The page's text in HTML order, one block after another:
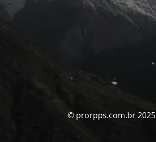
© prorpps.com.br 2025